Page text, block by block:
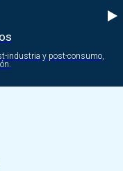
industria y post-consumo,